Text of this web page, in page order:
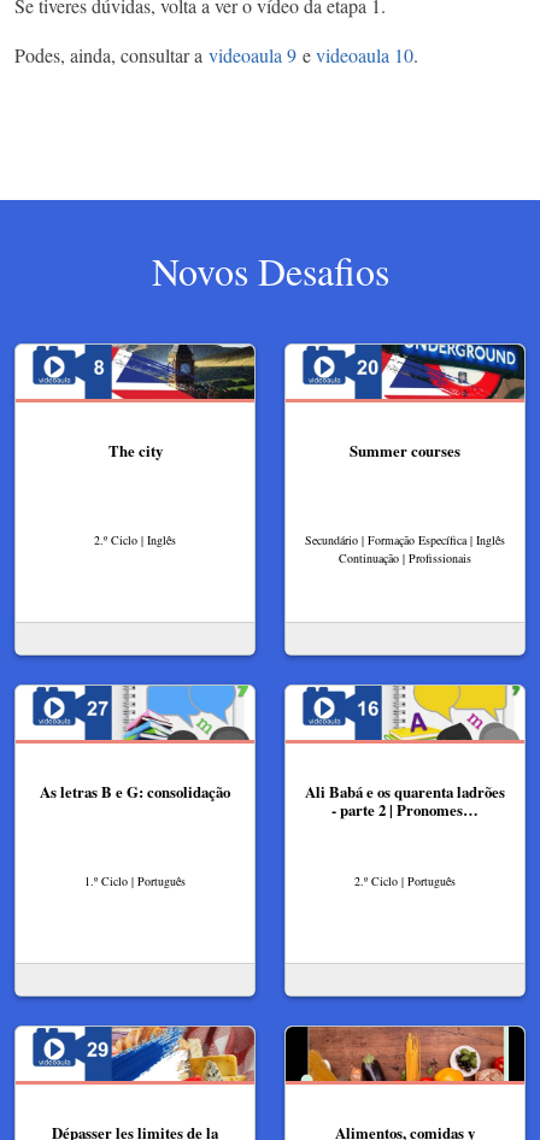
Se tiveres dúvidas, volta a ver o vídeo da etapa 1.
Podes, ainda, consultar a videoaula 9 evideoaula 10.
Novos Desafios
The city
2.º Ciclo | Inglês
Summer courses
Secundário | Formação Específica | Inglês
Continuação | Profissionais
As letras B e G: consolidação
1.º Ciclo | Português
Ali Babá e os quarenta ladrões
- parte 2 | Pronomes…
2.º Ciclo | Português
Dépasser les limites de la
Alimentos, comidas y